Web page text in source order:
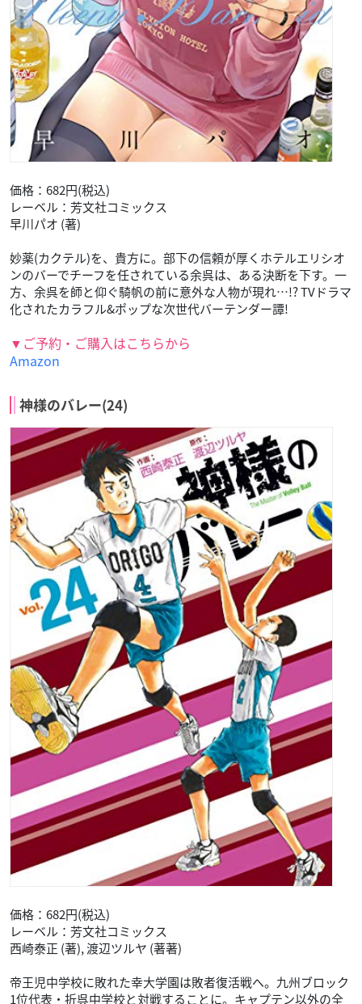
価格：682円(税込)
レーベル：芳文社コミックス
早川パオ (著)
妙薬(カクテル)を、貴方に。部下の信頼が厚くホテルエリシオ
ンのバーでチーフを任されている余呉は、ある決断を下す。一
方、余呉を師と仰ぐ騎帆の前に意外な人物が現れ…!? TVドラマ
化されたカラフル&ポップな次世代バーテンダー譚!
▼ご予約・ご購入はこちらから
Amazon
神様のバレー(24)
価格：682円(税込)
レーベル：芳文社コミックス
西崎泰正 (著), 渡辺ツルヤ (著著)
帝王児中学校に敗れた幸大学園は敗者復活戦へ。九州ブロック
1位代表・折呉中学校と対戦することに。キャプテン以外の全